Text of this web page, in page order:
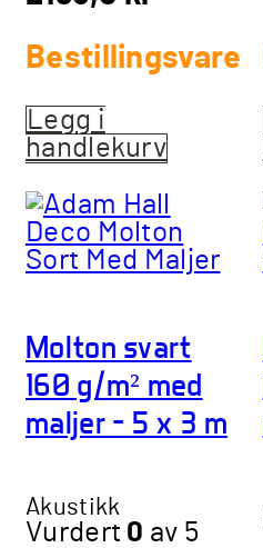
Bestillingsvare
Legg i
handlekurv
Molton svart
160 g/m² med
maljer – 5 x 3 m
Akustikk
Vurdert 0 av 5